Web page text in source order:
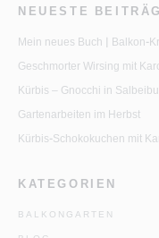
NEUESTE
Mein neues Buch | Balkon-
Geschmorter Wirsing mit
Kürbis – Gnocchi in
Gartenarbeiten im Herbst
Kürbis-Schokokuchen mit
KATEGORIEN
BALKONGARTEN